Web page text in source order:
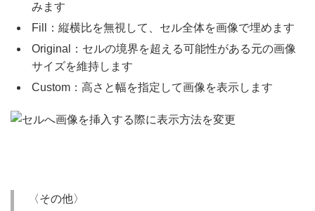
みます
Fill：縦横比を無視して、セル全体を画像で埋めます
Original：セルの境界を超える可能性がある元の画像
サイズを維持します
Custom：高さと幅を指定して画像を表示します
〈その他〉